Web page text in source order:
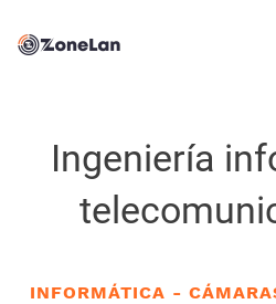
Ingeniería
INFORMÁTICA -